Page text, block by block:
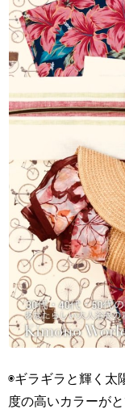
◉ギラギラと輝く太
度の高いカラーが